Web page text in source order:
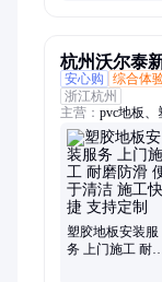
杭州沃尔泰
安心购
综合体
浙江杭州
主营： pvc地板
动地板、医用地
园学校地板、橡
塑胶地板安装服
务 上门施工 耐